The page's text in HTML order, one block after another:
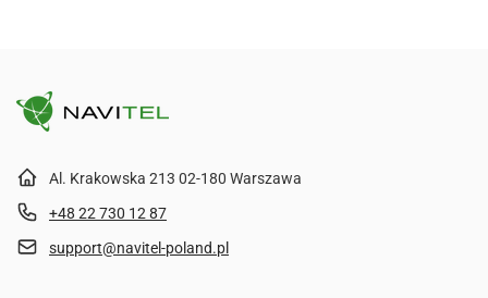
Al. Krakowska 213 02-180 Warszawa
+48 22 730 12 87
support@navitel-poland.pl